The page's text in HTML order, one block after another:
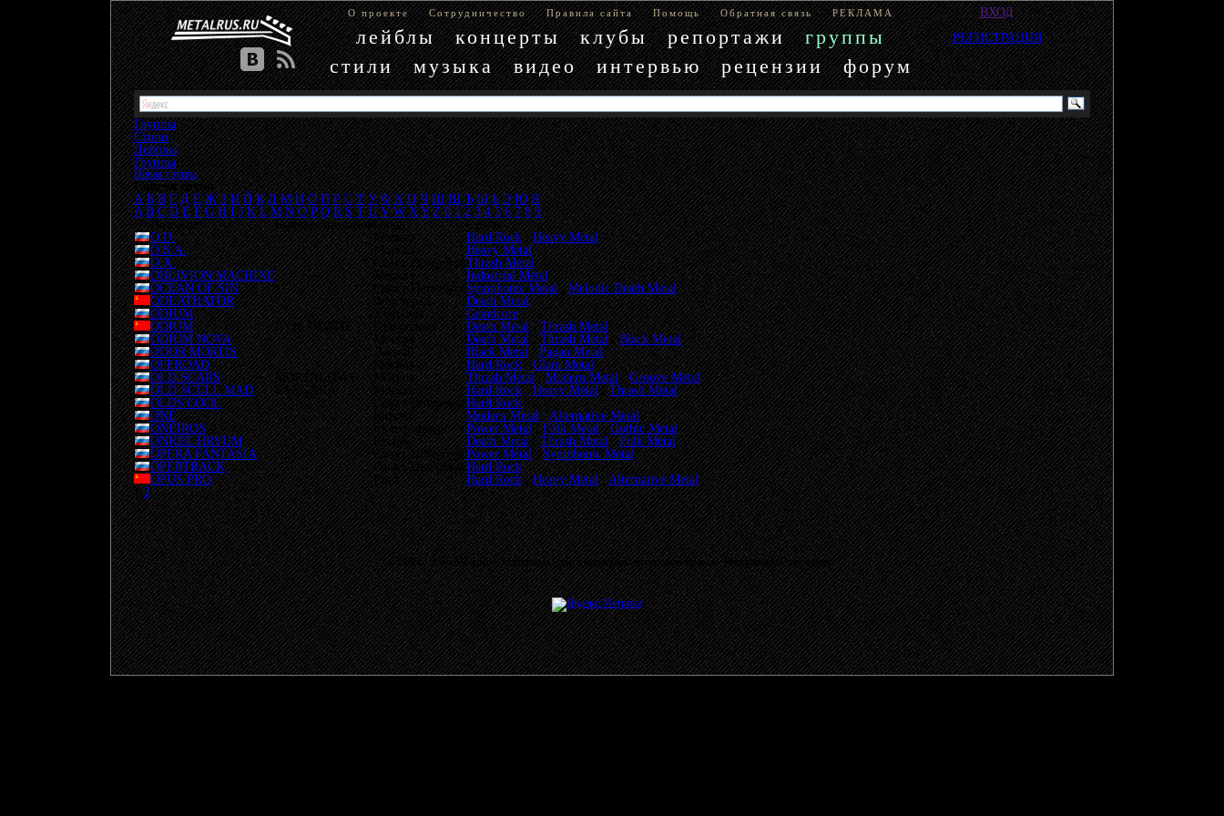
О проекте Сотрудничество Правила сайта Помощь Обратная связь РЕКЛАМА
лейблы концерты клубы репортажи
группы
стили
музыка видео интервью рецензии форум
ВХОД
РЕГИСТРАЦИЯ
Группы
Стили
Лейблы
Группы
Новая группа
Список групп
А Б В Г Д Е Ж З И Й К Л М Н О П Р С Т У Ф Х Ц Ч Ш Щ Ъ Ы Ь Э Ю Я
A B C D E F G H I J K L M N O P Q R S T U V W XY Z 0 1 2 3 4 5 6 7 8 9
Название
Бывшие названияГород
Стили
O.D.
Москва Hard Rock,Heavy Metal
O.S.A.
Москва
Heavy Metal
O.X.
Санкт-ПетербургThrash Metal
OBLIVION MACHINE
Москва
Industrial Metal
OCEAN OF SIN
Санкт-ПетербургSymphonic Metal,Melodic Death Metal
ODEATHATOR
Волгоград
Death Metal
ODIUM
Улан-Удэ
Grindcore
ODIUM
EVIL DEATH Ставрополь Death Metal,Thrash Metal
ODIUM NOVA
Москва Death Metal,Thrash Metal,Black Metal
ODOR MORTIS
Лесной Black Metal,Pagan Metal
OFFROAD
Москва Hard Rock,Glam Metal
OLD SCARS
MORTALITAS Москва Thrash Metal,Modern Metal,Groove Metal
OLD SCULL MAD
SANGARA Москва Hard Rock,Heavy Metal,Thrash Metal
OLDS'COOL
Санкт-ПетербургHard Rock
ONE
Киров Modern Metal,Alternative Metal
ONEIROS
Екатеринбург Power Metal,Folk Metal,Gothic Metal
ONKEL HRYUM
Рязань Death Metal,Thrash Metal,Folk Metal
OPERA FANTASIA
Санкт-ПетербургPower Metal,Symphonic Metal
OPERTRACK
Санкт-ПетербургHard Rock
OPUS PRO
Рига Hard Rock,Heavy Metal,Alternative Metal
1 2
© 2003 - 2026 MetalRus. Материалы сайта защищены авторским правом. Копирование запрещено.